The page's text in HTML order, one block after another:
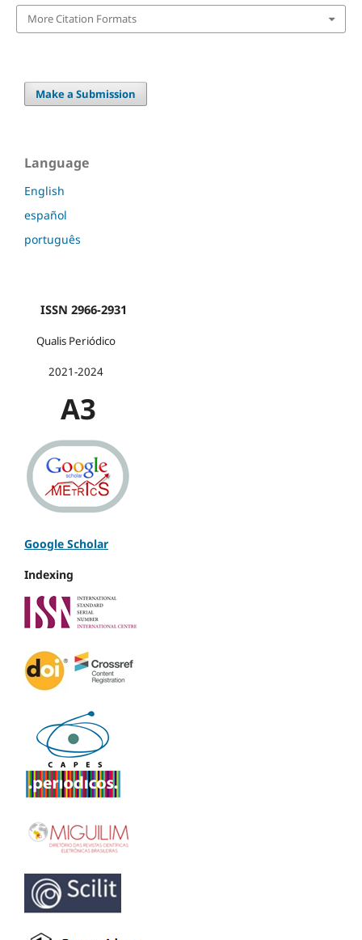
More Citation Formats
Make a Submission
Language
English
español
português
ISSN 2966-2931
Qualis Periódico
2021-2024
A3
Google Scholar
Indexing